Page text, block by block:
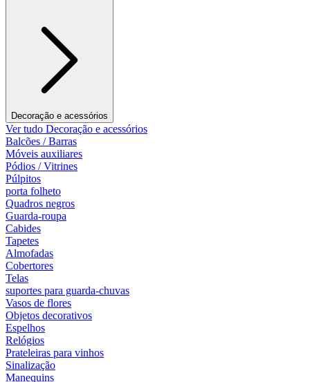
Decoração e acessórios
Ver tudo Decoração e acessórios
Balcões / Barras
Móveis auxiliares
Pódios / Vitrines
Púlpitos
porta folheto
Quadros negros
Guarda-roupa
Cabides
Tapetes
Almofadas
Cobertores
Telas
suportes para guarda-chuvas
Vasos de flores
Objetos decorativos
Espelhos
Relógios
Prateleiras para vinhos
Sinalização
Manequins